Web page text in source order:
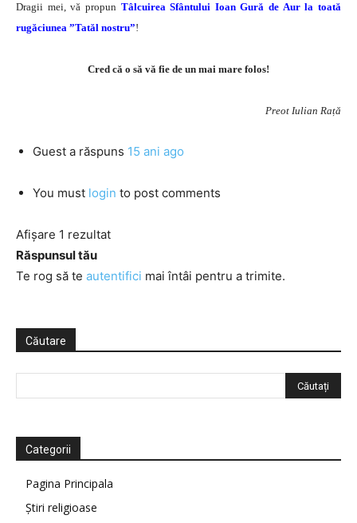
Dragii mei, vă propun Tâlcuirea Sfântului Ioan Gură de Aur la toată
rugăciunea ”Tatăl nostru”!
Cred că o să vă fie de un mai mare folos!
Preot Iulian Rață
Guest a răspuns 15 ani ago
You must login to post comments
Afișare 1 rezultat
Răspunsul tău
Te rog să te autentifici mai întâi pentru a trimite.
Căutare
Categorii
Pagina Principala
Știri religioase